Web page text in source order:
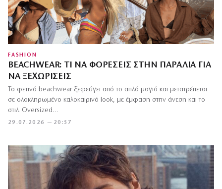
FASHION
BEACHWEAR: ΤΙ ΝΑ ΦΟΡΈΣΕΙΣ ΣΤΗΝ ΠΑΡΑΛΊΑ ΓΙΑ
ΝΑ ΞΕΧΩΡΊΣΕΙΣ
29.07.2026 — 20:57
Το φετινό beachwear ξεφεύγει από το απλό μαγιό και μετατρέπεται
σε ολοκληρωμένο καλοκαιρινό look, με έμφαση στην άνεση και το
στιλ. Oversized…